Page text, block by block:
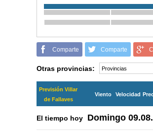
Comparte Comparte
Otras provincias:
Previsión Villar
de Fallaves
Viento Velocidad
El tiempo hoy Domingo